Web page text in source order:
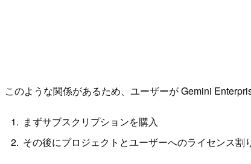
このような関係があるため、ユーザーが Gemini
まずサブスクリプションを購入
その後にプロジェクトとユーザーへのライセンス割